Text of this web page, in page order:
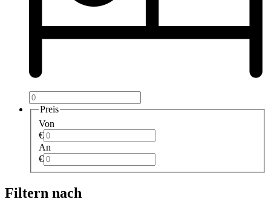
Preis
Von
€
An
€
Filtern nach